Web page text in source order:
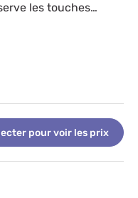
les touches
pour voir les prix